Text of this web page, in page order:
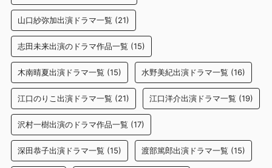
山口紗弥加出演ドラマ一覧 (21)
志田未来出演のドラマ作品一覧 (15)
木南晴夏出演ドラマ一覧 (15) 水野美紀出演ドラマ一覧 (16)
江口のりこ出演ドラマ一覧 (21) 江口洋介出演ドラマ一覧 (19)
沢村一樹出演のドラマ作品一覧 (17)
深田恭子出演ドラマ一覧 (15) 渡部篤郎出演ドラマ一覧 (15)